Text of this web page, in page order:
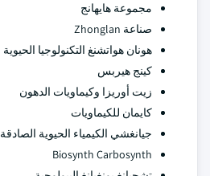
مجموعة هايهانج
صناعة Zhonglan
هونان هواتشنغ التكنولوجيا الحيوية
كينج هيربس
زيت أوريزا وكيماويات الدهون
كايمان للكيماويات
جيانغشي الكيمياء الحيوية الصادقة
Biosynth Carbosynth